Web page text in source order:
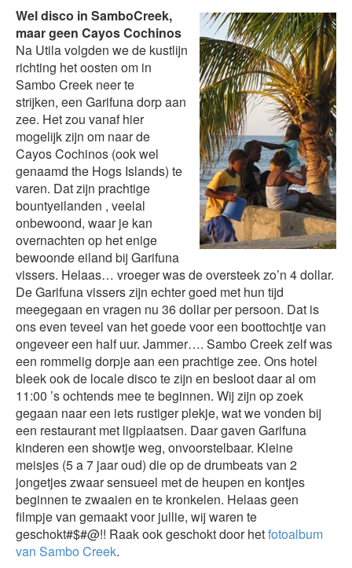
Wel disco in SamboCreek,
maar geen Cayos Cochinos
Na Utila volgden we de kustlijn
richting het oosten om in
Sambo Creek neer te
strijken, een Garifuna dorp aan
zee. Het zou vanaf hier
mogelijk zijn om naar de
Cayos Cochinos (ook wel
genaamd the Hogs Islands) te
varen. Dat zijn prachtige
bountyeilanden , veelal
onbewoond, waar je kan
overnachten op het enige
bewoonde eiland bij Garifuna
vissers. Helaas… vroeger was de oversteek zo’n 4 dollar.
De Garifuna vissers zijn echter goed met hun tijd
meegegaan en vragen nu 36 dollar per persoon. Dat is
ons even teveel van het goede voor een boottochtje van
ongeveer een half uur. Jammer…. Sambo Creek zelf was
een rommelig dorpje aan een prachtige zee. Ons hotel
bleek ook de locale disco te zijn en besloot daar al om
11:00 ’s ochtends mee te beginnen. Wij zijn op zoek
gegaan naar een iets rustiger plekje, wat we vonden bij
een restaurant met ligplaatsen. Daar gaven Garifuna
kinderen een showtje weg, onvoorstelbaar. Kleine
meisjes (5 a 7 jaar oud) die op de drumbeats van 2
jongetjes zwaar sensueel met de heupen en kontjes
beginnen te zwaaien en te kronkelen. Helaas geen
filmpje van gemaakt voor jullie, wij waren te
geschokt#$#@!! Raak ook geschokt door hetfotoalbum
van Sambo Creek.